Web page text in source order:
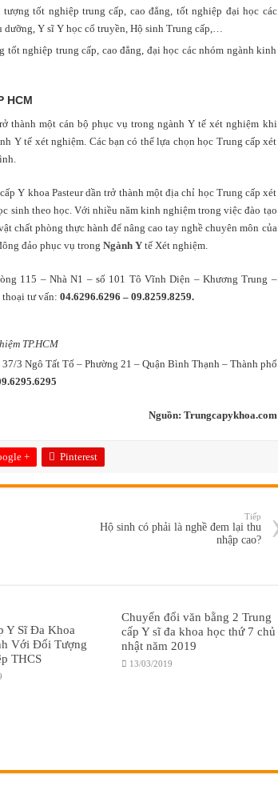
tốt nghiệp trung cấp, cao đẳng, tốt nghiệp đại học các
dưỡng, Y sĩ Y học cổ truyền, Hộ sinh Trung cấp,…
nghiệp trung cấp, cao đẳng, đại học các nhóm ngành kinh
HCM
thành một cán bộ phục vụ trong ngành Y tế xét nghiệm khi
Y tế xét nghiệm. Các bạn có thể lựa chọn học Trung cấp xét
Y khoa Pasteur dần trở thành một địa chỉ học Trung cấp xét
sinh theo học. Với nhiều năm kinh nghiệm trong việc đào tạo
chất phòng thực hành để nâng cao tay nghề chuyên môn của
đảo phục vụ trong Ngành Ytế Xét nghiệm.
115 – Nhà N1 – số 101 Tô Vĩnh Diện – Khương Trung –
thoại tư vấn: 04.6296.6296 – 09.8259.8259.
TP.HCM
37/3 Ngô Tất Tố – Phường 21 – Quận Bình Thạnh – Thành phố
Nguồn: Trungcapykhoa.com
+ Pinterest
Tiếp
Hộ sinh có phải là nghề đem lại thu
nhập cao?
Y Sĩ Đa Khoa
Với Đối Tượng
THCS
Chuyển đổi văn bằng 2 Trung
cấp Y sĩ đa khoa học thứ 7 chủ
nhật năm 2019
13/03/2019